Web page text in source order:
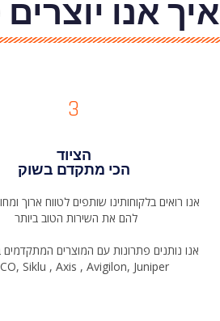
איך אנו
3
הציוד
הכי מתקדם בשוק
אנו רואים בלקוחותינו שותפים לטווח ארוך
להם את השירות הטוב ביותר
אנו נותנים פתרונות עם המוצרים המתקדמים
Siklu , Axis , Avigilon, Juniper